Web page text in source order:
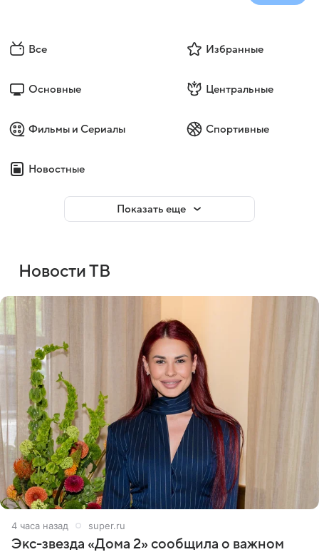
Все Избранные
Основные Центральные
Фильмы и Сериалы Спортивные
Новостные
Показать еще
Новости ТВ
4 часа назад super.ru
Экс-звезда «Дома 2» сообщила о важном